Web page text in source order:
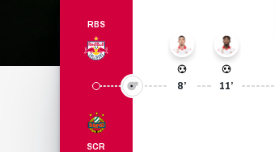
RBS
SCR
30
8’
45
11’